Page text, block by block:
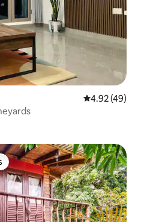
Calificación
4.92 (49)
huéspedes